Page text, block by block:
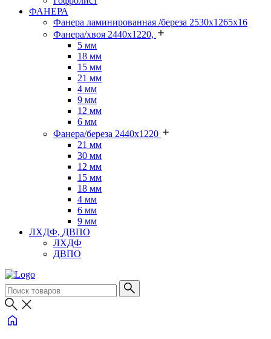
ФАНЕРА
Фанера ламинированная /береза 2530х1265х16
Фанера/хвоя 2440х1220,
5 мм
18 мм
15 мм
21 мм
4 мм
9 мм
12 мм
6 мм
Фанера/береза 2440х1220
21 мм
30 мм
12 мм
15 мм
18 мм
4 мм
6 мм
9 мм
ЛХДФ, ДВПО
ЛХДФ
ДВПО